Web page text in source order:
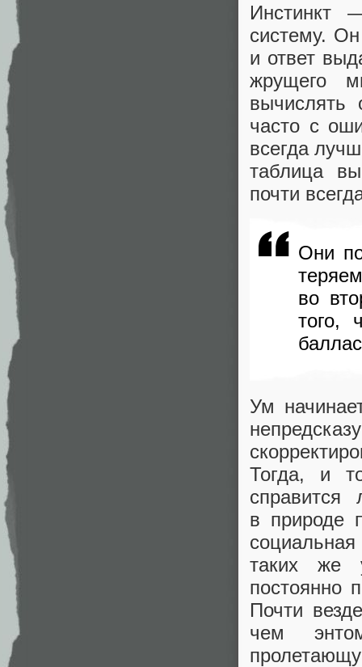
Инстинкт
систему.
и ответ
жрущего
вычислять
часто с
всегда
таблица
почти
Они
во
того,
Ум
Тогда, и
в природе
таких же
постоянно
Почти
чем